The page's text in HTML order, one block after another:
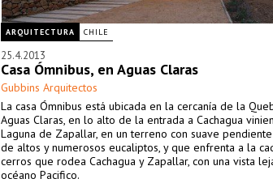
ARQUITECTURA CHILE
25.4.2013
Casa Ómnibus, en Aguas Claras
Gubbins Arquitectos
La casa Ómnibus está ubicada en la cercanía de la
Aguas Claras, en lo alto de la entrada a Cachagua
Laguna de Zapallar, en un terreno con suave
de altos y numerosos eucaliptos, y que enfrenta a la
cerros que rodea Cachagua y Zapallar, con una vista
océano Pacifico.